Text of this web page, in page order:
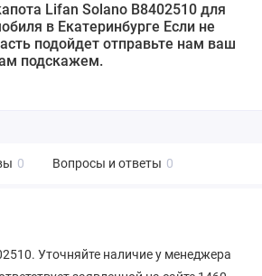
Lifan Solano B8402510 для
в Екатеринбурге Если не
подойдет отправьте нам ваш
подскажем.
0 Вопросы и ответы 0
Уточняйте наличие у менеджера